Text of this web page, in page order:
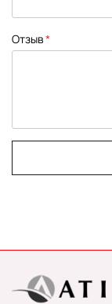
Отзыв